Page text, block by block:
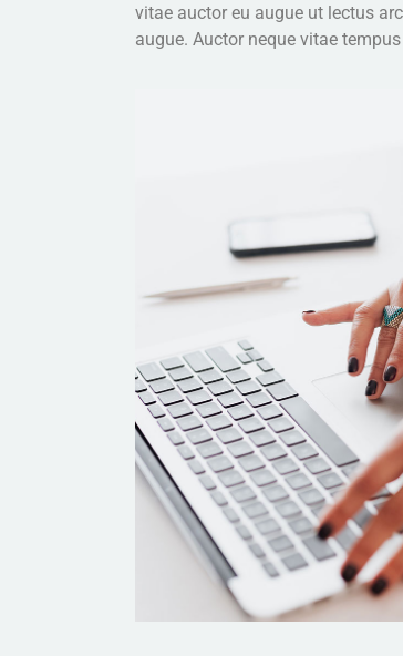
vitae auctor eu augue ut lectus
augue. Auctor neque vitae